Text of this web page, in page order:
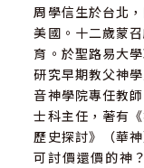
周學信生於台北
美國。十二歲蒙
育。於聖路易大
研究早期教父神
音神學院專任教
士科主任，著有
歷史探討》（華
可討價還價的神